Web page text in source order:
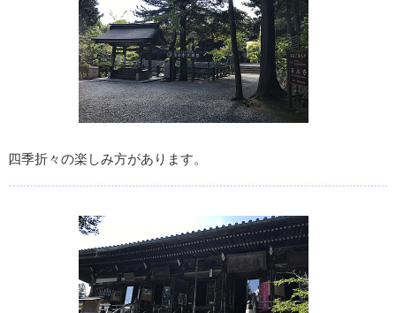
四季折々の楽しみ方があります。